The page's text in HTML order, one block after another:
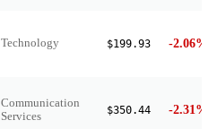
Technology $199.93 -2.06%
Communication
Services
$350.44 -2.31%